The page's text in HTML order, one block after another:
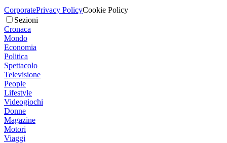
CorporatePrivacy PolicyCookie Policy
Sezioni
Cronaca
Mondo
Economia
Politica
Spettacolo
Televisione
People
Lifestyle
Videogiochi
Donne
Magazine
Motori
Viaggi